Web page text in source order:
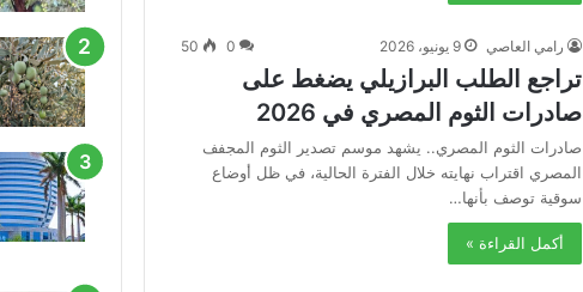
رامي العاصي 9 يونيو، 2026 0
50
تراجع الطلب البرازيلي يضغط على
صادرات الثوم المصري في 2026
صادرات الثوم المصري.. يشهد موسم تصدير الثوم المجفف
المصري اقتراب نهايته خلال الفترة الحالية، في ظل أوضاع
سوقية توصف بأنها…
أكمل القراءة »